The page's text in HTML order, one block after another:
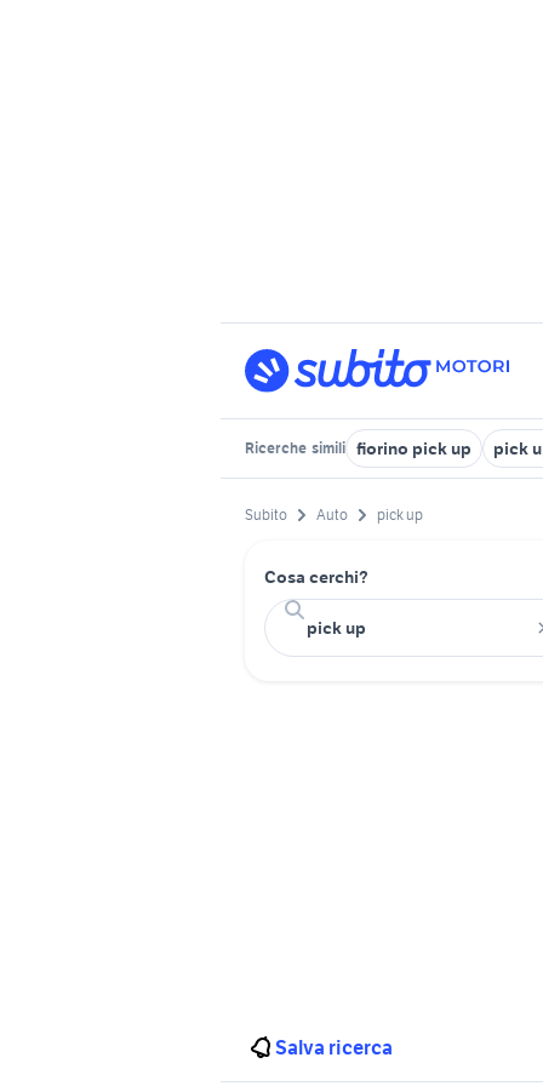
Ricerche simili fiorino pick up pick
Subito Auto pick up
Cosa cerchi?
Salva ricerca